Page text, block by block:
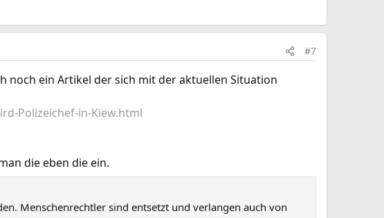
#7
noch ein Artikel der sich mit der aktuellen Situation
Polizeichef-in-Kiew.html
die eben die ein.
Menschenrechtler sind entsetzt und verlangen auch von